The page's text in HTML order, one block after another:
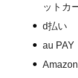
ットカ
d払い
au PAY